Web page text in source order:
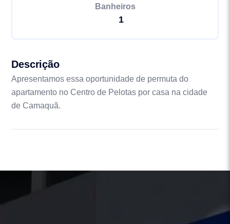
Banheiros
1
Descrição
Apresentamos essa oportunidade de permuta do
apartamento no Centro de Pelotas por casa na cidade
de Camaquã.